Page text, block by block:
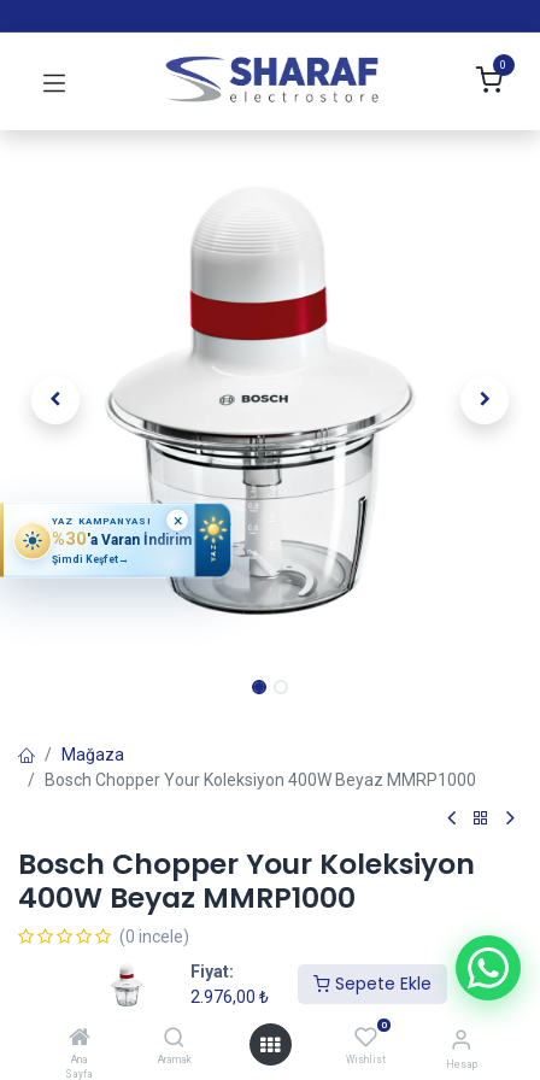
Fiyat:
2.976,00 ₺
Sepete Ekle
Ana
Sayfa
Aramak
0
Wishlist Hesap
0
Mağaza
Bosch Chopper Your Koleksiyon 400W Beyaz MMRP1000
Bosch Chopper Your Koleksiyon
400W Beyaz MMRP1000
(0 incele)
2.976,00₺
Sepete Ekle
YAZ KAMPANYASI
%30'a Varan İndirim
Şimdi Keşfet→ YAZ
×